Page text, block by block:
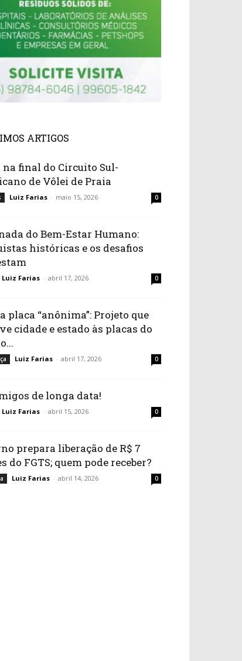
ARTIGOS
final do Circuito Sul-
de Vôlei de Praia
Luiz Farias - maio 15, 2026 0
do Bem-Estar Humano:
históricas e os desafios
Luiz Farias - abril 17, 2026 0
placa “anônima”: Projeto que
cidade e estado às placas do
Luiz Farias - abril 17, 2026 0
de longa data!
Luiz Farias - abril 15, 2026 0
prepara liberação de R$ 7
do FGTS; quem pode receber?
Luiz Farias - abril 14, 2026 0